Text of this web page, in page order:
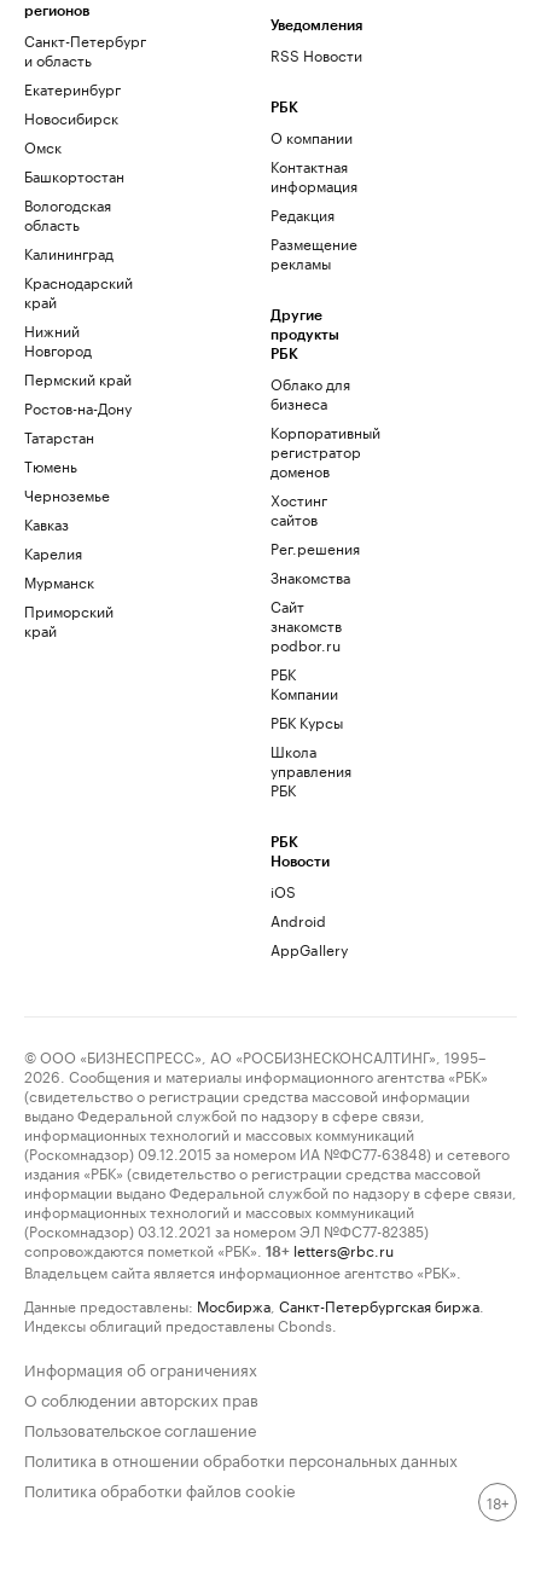
регионов
Санкт-Петербург
и область
Екатеринбург
Новосибирск
Омск
Башкортостан
Вологодская
область
Калининград
Краснодарский
край
Нижний
Новгород
Пермский край
Ростов-на-Дону
Татарстан
Тюмень
Черноземье
Кавказ
Карелия
Мурманск
Приморский
край
Уведомления
RSS Новости
РБК
О компании
Контактная
информация
Редакция
Размещение
рекламы
Другие
продукты
РБК
Облако для
бизнеса
Корпоративный
регистратор
доменов
Хостинг
сайтов
Рег.решения
Знакомства
Сайт
знакомств
podbor.ru
РБК
Компании
РБК Курсы
Школа
управления
РБК
РБК
Новости
iOS
Android
AppGallery
© ООО «БИЗНЕСПРЕСС», АО «РОСБИЗНЕСКОНСАЛТИНГ», 1995–
2026. Сообщения и материалы информационного агентства «РБК»
(свидетельство о регистрации средства массовой информации
выдано Федеральной службой по надзору в сфере связи,
информационных технологий и массовых коммуникаций
(Роскомнадзор) 09.12.2015 за номером ИА №ФС77-63848) и сетевого
издания «РБК» (свидетельство о регистрации средства массовой
информации выдано Федеральной службой по надзору в сфере связи,
информационных технологий и массовых коммуникаций
(Роскомнадзор) 03.12.2021 за номером ЭЛ №ФС77-82385)
сопровождаются пометкой «РБК».
18+ letters@rbc.ru
Владельцем сайта является информационное агентство «РБК».
Данные предоставлены: Мосбиржа Санкт-Петербургская биржа
Индексы облигаций предоставлены Cbonds.
Информация об ограничениях
О соблюдении авторских прав
Пользовательское соглашение
Политика в отношении обработки персональных данных
Политика обработки файлов cookie
18+